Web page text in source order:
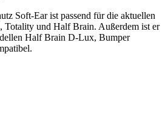
Soft-Ear ist passend für die aktuellen
und Half Brain. Außerdem ist er
Half Brain D-Lux, Bumper